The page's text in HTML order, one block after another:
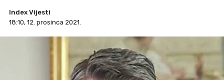
Index Vijesti
18:10, 12. prosinca 2021.